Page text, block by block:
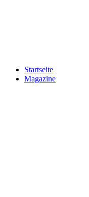
Startseite
Magazine